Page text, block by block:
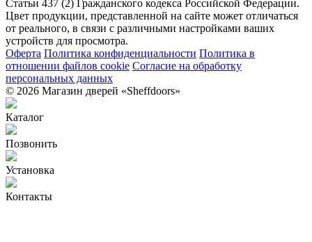
Статьи 437 (2) Гражданского кодекса Российской Федерации.
Цвет продукции, представленной на сайте может отличаться
от реального, в связи с различными настройками ваших
устройств для просмотра.
Оферта Политика конфиденциальности Политика в
отношении файлов cookie Согласие на обработку
персональных данных
© 2026 Магазин дверей «Sheffdoors»
Каталог
Позвонить
Установка
Контакты